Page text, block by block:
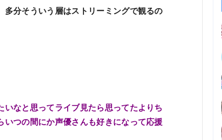
分そういう層はストリーミングで観るの
なと思ってライブ見たら思ってたよりち
つの間にか声優さんも好きになって応援